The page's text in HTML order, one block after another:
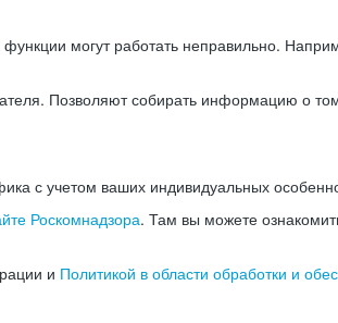
могут работать неправильно.
Позволяют собирать информацию о
с учетом ваших индивидуальных
Роскомнадзора. Там вы можете
и Политикой в области обработки и